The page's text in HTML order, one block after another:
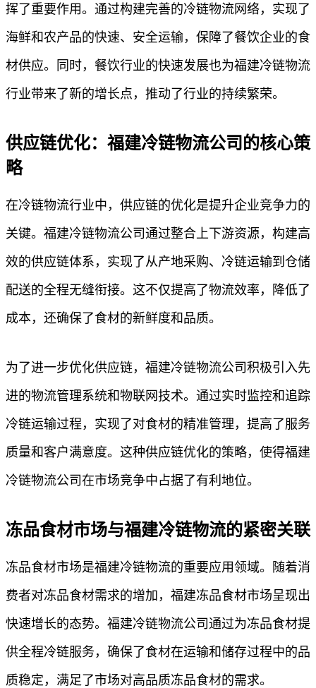
挥了重要作用。通过构建完善的冷链物流网络，实现了
海鲜和农产品的快速、安全运输，保障了餐饮企业的食
材供应。同时，餐饮行业的快速发展也为福建冷链物流
行业带来了新的增长点，推动了行业的持续繁荣。
供应链优化：福建冷链物流公司的核心策
略
在冷链物流行业中，供应链的优化是提升企业竞争力的
关键。福建冷链物流公司通过整合上下游资源，构建高
效的供应链体系，实现了从产地采购、冷链运输到仓储
配送的全程无缝衔接。这不仅提高了物流效率，降低了
成本，还确保了食材的新鲜度和品质。
为了进一步优化供应链，福建冷链物流公司积极引入先
进的物流管理系统和物联网技术。通过实时监控和追踪
冷链运输过程，实现了对食材的精准管理，提高了服务
质量和客户满意度。这种供应链优化的策略，使得福建
冷链物流公司在市场竞争中占据了有利地位。
冻品食材市场与福建冷链物流的紧密关联
冻品食材市场是福建冷链物流的重要应用领域。随着消
费者对冻品食材需求的增加，福建冻品食材市场呈现出
快速增长的态势。福建冷链物流公司通过为冻品食材提
供全程冷链服务，确保了食材在运输和储存过程中的品
质稳定，满足了市场对高品质冻品食材的需求。